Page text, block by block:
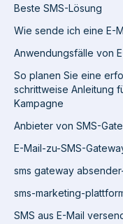
Beste SMS-Lösung
Wie sende ich eine E-
Anwendungsfälle von
So planen Sie eine
schrittweise Anleitung
Kampagne
Anbieter von SMS-
E-Mail-zu-SMS-
sms gateway
sms-marketing-
SMS aus E-Mail